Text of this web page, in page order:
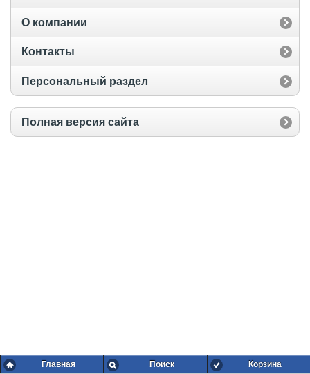
О компании
Контакты
Персональный раздел
Полная версия сайта
Главная Поиск Корзина